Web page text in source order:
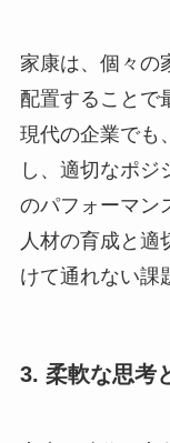
家康は、個々の
配置することで
現代の企業でも
し、適切なポジ
のパフォーマン
人材の育成と適
けて通れない課
3. 柔軟な思考